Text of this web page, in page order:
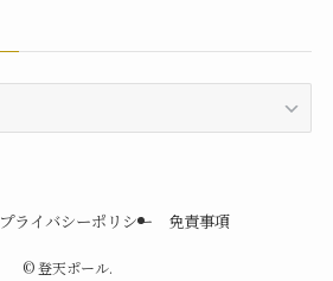
プライバシーポリシー 免責事項
©登天ポール.